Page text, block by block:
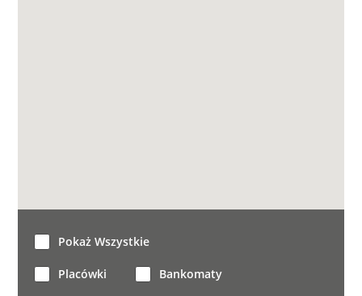
Pokaż Wszystkie
Placówki Bankomaty